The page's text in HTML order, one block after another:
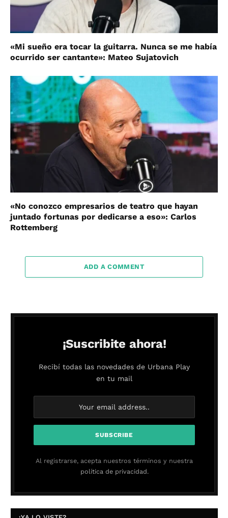
«Mi sueño era tocar la guitarra. Nunca se me había
ocurrido ser cantante»: Mateo Sujatovich
«No conozco empresarios de teatro que hayan
juntado fortunas por dedicarse a eso»: Carlos
Rottemberg
ADD A COMMENT
¡Suscribite ahora!
Recibí todas las novedades de Urbana Play
en tu mail
Al registrarse, acepta nuestros términos y nuestra
política de privacidad.